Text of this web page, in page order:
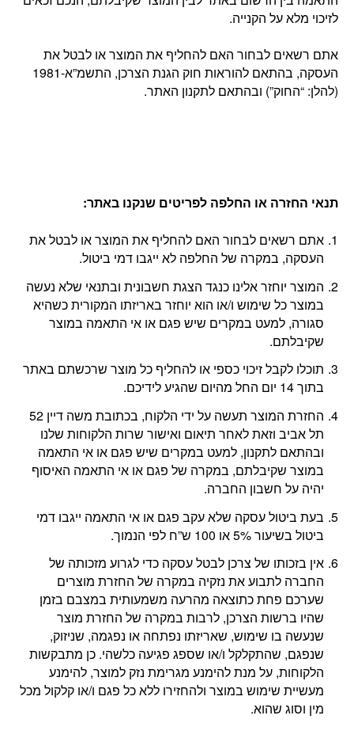
לזיכוי מלא על הקנייה.
אתם רשאים לבחור האם להחליף את המוצר או לבטל את
העסקה, בהתאם להוראות חוק הגנת הצרכן, התשמ”א-1981
(להלן: “החוק”) ובהתאם לתקנון האתר.
תנאי החזרה או החלפה לפריטים שנקנו באתר:
אתם רשאים לבחור האם להחליף את המוצר או לבטל את
העסקה, במקרה של החלפה לא ייגבו דמי ביטול.
המוצר יוחזר אלינו כנגד הצגת חשבונית ובתנאי שלא נעשה
במוצר כל שימוש ו/או הוא יוחזר באריזתו המקורית כשהיא
סגורה, למעט במקרים שיש פגם או אי התאמה במוצר
שקיבלתם.
תוכלו לקבל זיכוי כספי או להחליף כל מוצר שרכשתם באתר
בתוך 14 יום החל מהיום שהגיע לידיכם.
החזרת המוצר תעשה על ידי הלקוח, בכתובת משה דיין 52
תל אביב וזאת לאחר תיאום ואישור שרות הלקוחות שלנו
ובהתאם לתקנון, למעט במקרים שיש פגם או אי התאמה
במוצר שקיבלתם, במקרה של פגם או אי התאמה האיסוף
יהיה על חשבון החברה.
בעת ביטול עסקה שלא עקב פגם או אי התאמה ייגבו דמי
ביטול בשיעור 5% או 100 ש”ח לפי הנמוך.
אין בזכותו של צרכן לבטל עסקה כדי לגרוע מזכותה של
החברה לתבוע את נזקיה במקרה של החזרת מוצרים
שערכם פחת כתוצאה מהרעה משמעותית במצבם בזמן
שהיו ברשות הצרכן, לרבות במקרה של החזרת מוצר
שנעשה בו שימוש, שאריזתו נפתחה או נפגמה, שניזוק,
שנפגם, שהתקלקל ו/או שספג פגיעה כלשהי. כן מתבקשות
הלקוחות, על מנת להימנע מגרימת נזק למוצר, להימנע
מעשיית שימוש במוצר ולהחזירו ללא כל פגם ו/או קלקול מכל
מין וסוג שהוא.